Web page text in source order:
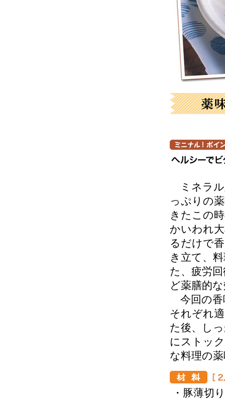
ミネラル
っぷりの
きたこの
かいわれ
るだけで
き立て、
た、疲労
ど薬膳的
今回の香
それぞれ
た後、し
にストッ
な料理の
・豚薄切